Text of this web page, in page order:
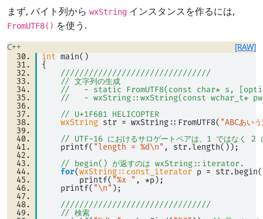
まず, バイト列から wxString インスタンスを作るには,
FromUTF8() を使う.
C++ [RAW]
int main()
{
////////////////////////////////
// 文字列の生成
//   - static FromUTF8(const char* s,
//   - wxString::wxString(const wchar_t*
// U+1F681 HELICOPTER
wxString str = wxString::FromUTF8( "ABCあい
// UTF-16 におけるサロゲートペアは、1 ではなく 2
    printf(
"length = %d\n" , str.length());
// begin() が返すのは wxString::iterator.
for(wxString::const_iterator p =
        printf(
"%x " , *p);
    printf(
"\n" );
////////////////////////////////
// 検索